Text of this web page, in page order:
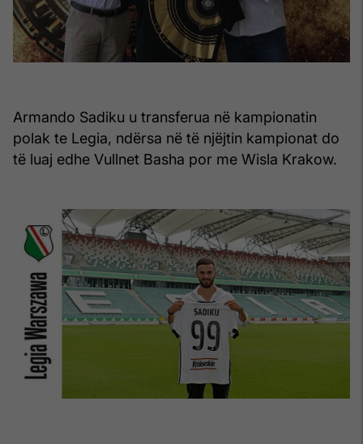
Armando Sadiku u transferua në kampionatin
polak te Legia, ndërsa në të njëjtin kampionat do
të luaj edhe Vullnet Basha por me Wisla Krakow.